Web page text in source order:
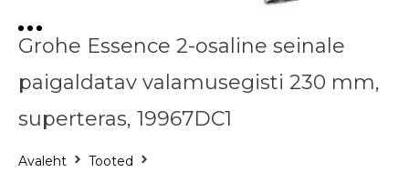
Grohe Essence 2-osaline seinale
paigaldatav valamusegisti 230 mm,
superteras, 19967DC1
Avaleht
Tooted